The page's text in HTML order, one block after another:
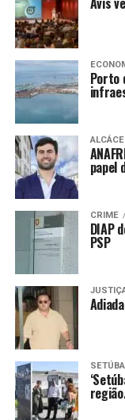
Porto
papel
CRIME
DIAP
PSP